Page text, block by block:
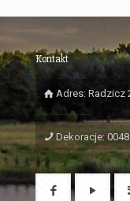
Kontakt
Adres: Radzicz
Dekoracje: